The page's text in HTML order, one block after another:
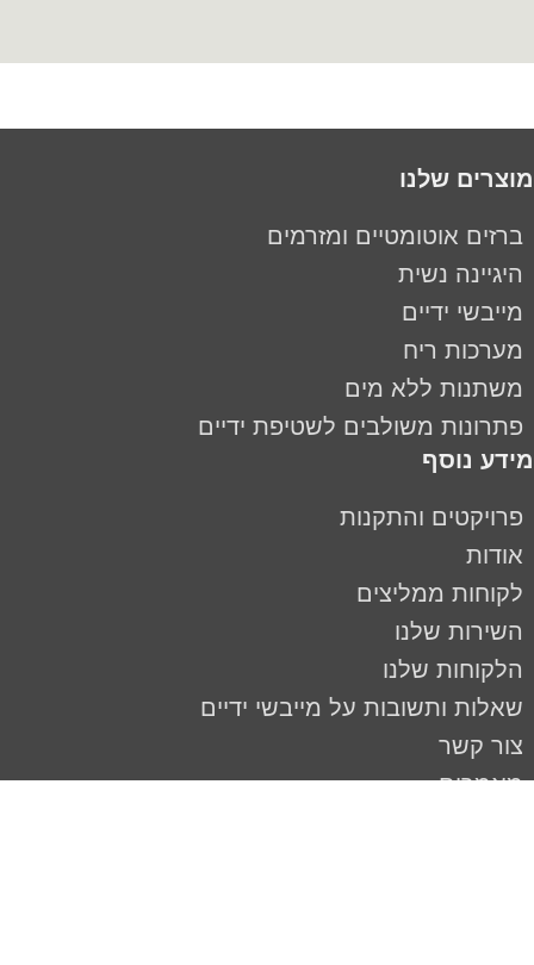
מוצרים שלנו
ברזים אוטומטיים ומזרמים
היגיינה נשית
מייבשי ידיים
מערכות ריח
משתנות ללא מים
פתרונות משולבים לשטיפת ידיים
מידע נוסף
פרויקטים והתקנות
אודות
לקוחות ממליצים
השירות שלנו
הלקוחות שלנו
שאלות ותשובות על מייבשי ידיים
צור קשר
מאמרים